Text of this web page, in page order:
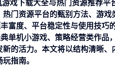
戏下载大全与热门资源推荐
门资源平台的甄别方法、游
富度、平台稳定性与使用技巧
单机小游戏、策略经营类作品
的活力。本文将以结构清晰
指南。